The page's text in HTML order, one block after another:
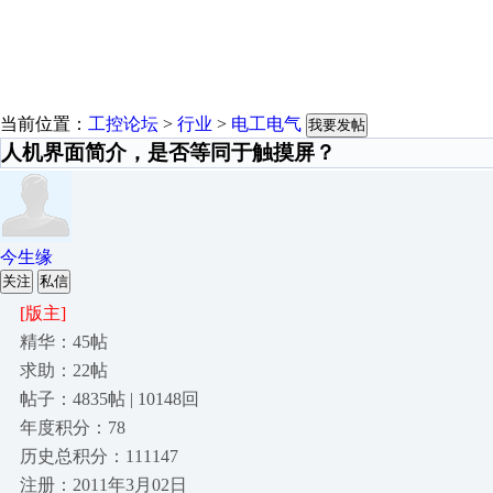
当前位置： 工控论坛 > 行业 > 电工电气 我要发帖
人机界面简介，是否等同于触摸屏？
今生缘
关注 私信
[版主]
精华：45帖
求助：22帖
帖子：4835帖 | 10148回
年度积分：78
历史总积分：111147
注册：2011年3月02日